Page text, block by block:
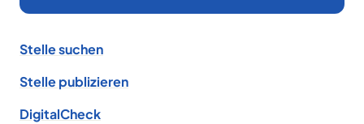
Stelle suchen
Stelle publizieren
DigitalCheck